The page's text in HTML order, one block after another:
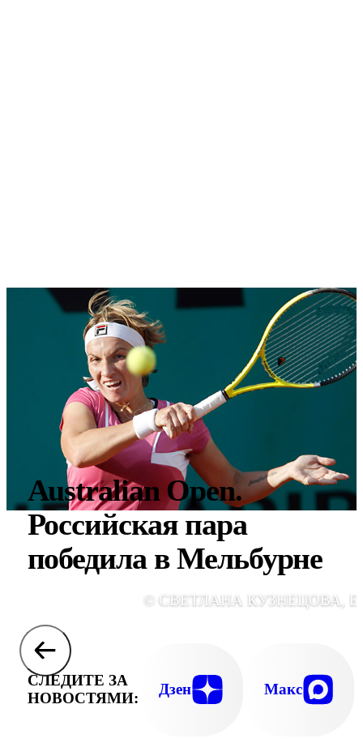
Australian Open.
Российская пара
победила в Мельбурне
© СВЕТЛАНА КУЗНЕЦОВА,
СЛЕДИТЕ ЗА
НОВОСТЯМИ:
Дзен Макс